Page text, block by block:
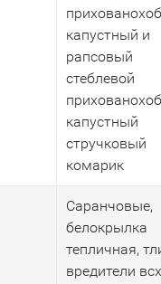
капустный и
рапсовый
стеблевой
капустный
стручковый
комарик
Саранчовые,
белокрылка
тепличная,
вредители